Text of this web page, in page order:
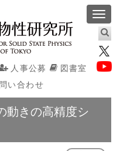
人事公募
図書室
い合わせ
動きの高精度シ